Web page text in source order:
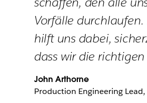
Vorfälle durchlaufen.
hilft uns dabei,
dass wir die
John Arthorne
Production Engineering